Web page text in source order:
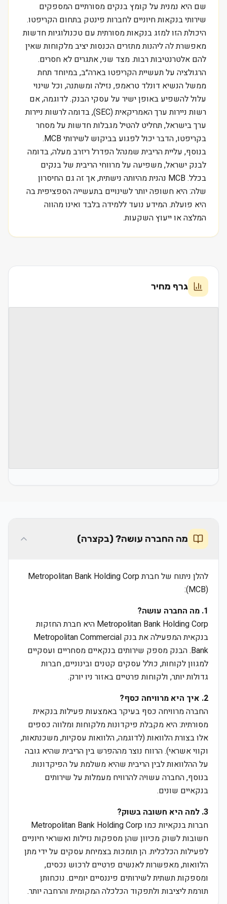
שם היא נמנית על קומץ בנקים מסורתיים המספקים
שירותי בנקאות חיוניים לחברות פינטק בתחום הקריפטו.
היכולת הזו למזג בנקאות מסורתית עם טכנולוגיות חדשות
מאפשרת לה ליהנות מתזרים הכנסות יציב מלקוחות שאין
להם אלטרנטיבות רבות. מצד שני, אתגרים לא חסרים.
הרגולציה על תעשיית הקריפטו בארה״ב, במיוחד תחת
ממשל הנשיא דונלד טראמפ, נזילה ומשתנה, וכל שינוי
עלול להשפיע באופן ישיר על עסקי הבנק. לדוגמה, אם
רשות ניירות ערך האמריקאית (SEC), בדומה לרשות ניירות
ערך בישראל, תחליט להטיל מגבלות חדשות על מסחר
בקריפטו, הדבר יכול לפגוע בביקוש לשירותי MCB.
בנוסף, עליית הריבית שמנהל הפדרל ריזרב מעלה, בדומה
לבנק ישראל, משפיעה על מרווחי הריבית של בנקים
בכלל. MCB נהנית מהיותה נישתית, אך זה גם החיסרון
שלה: היא חשופה יותר לשינויים בתעשייה הספציפית בה
היא פועלת. המידע נועד ללמידה בלבד ואינו מהווה
המלצה או ייעוץ השקעות.
גרף מחיר
מה החברה עושה? (בקצרה)
להלן ניתוח של חברת Metropolitan Bank Holding Corp
(MCB):
1. מה החברה עושה?
Metropolitan Bank Holding Corp היא חברת החזקות
בנקאית המפעילה את בנק Metropolitan Commercial
Bank. הבנק מספק שירותים בנקאיים מסחריים ועסקיים
למגוון לקוחות, כולל עסקים קטנים ובינוניים, חברות
גדולות יותר, ולקוחות פרטיים באזור ניו יורק.
2. איך היא מרוויחה כסף?
החברה מרוויחה כסף בעיקר באמצעות פעילות בנקאית
מסורתית: היא מקבלת פיקדונות מלקוחות ומלווה כספים
אלו בצורת הלוואות (לדוגמה, הלוואות עסקיות, משכנתאות,
וקווי אשראי). הרווח נוצר מההפרש בין הריבית שהיא גובה
על ההלוואות לבין הריבית שהיא משלמת על הפיקדונות.
בנוסף, החברה עשויה להרוויח מעמלות על שירותים
בנקאיים שונים.
3. למה היא חשובה בשוק?
חברות בנקאיות כמו Metropolitan Bank Holding Corp
חשובות לשוק מכיוון שהן מספקות נזילות ואשראי חיוניים
לפעילות הכלכלית. הן תומכות בצמיחת עסקים על ידי מתן
הלוואות, מאפשרות לאנשים פרטיים לרכוש נכסים,
ומספקות תשתית לשירותים פיננסיים יומיים. נוכחותן
תורמת ליציבות ולתפקוד הכלכלה המקומית והרחבה יותר.